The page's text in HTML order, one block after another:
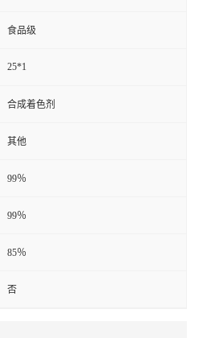
食品级
25*1
合成着色剂
其他
99％
99％
85％
否